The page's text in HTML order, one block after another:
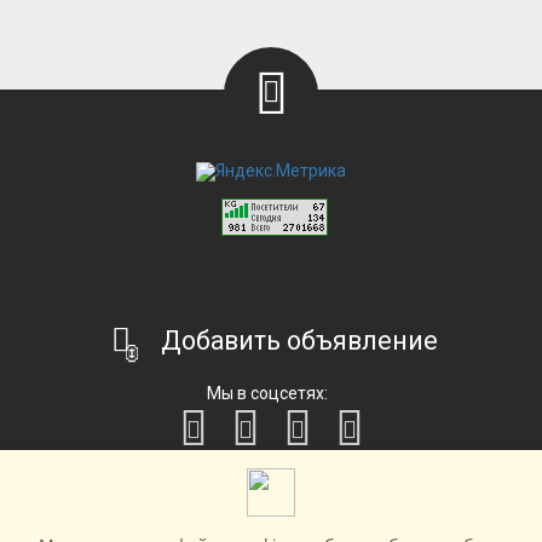
Добавить объявление
Мы в соцсетях: